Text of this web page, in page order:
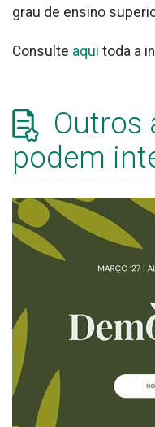
grau de ensino
Consulte aqui toda a
Outros
podem